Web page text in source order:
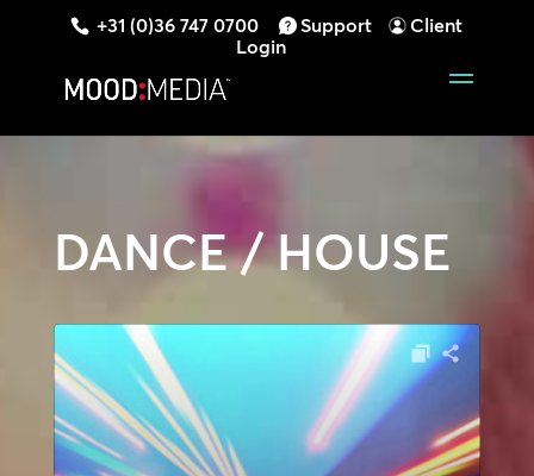
+31 (0)36 747 0700 Support
Client
Login
DANCE / HOUSE
Audiospeler